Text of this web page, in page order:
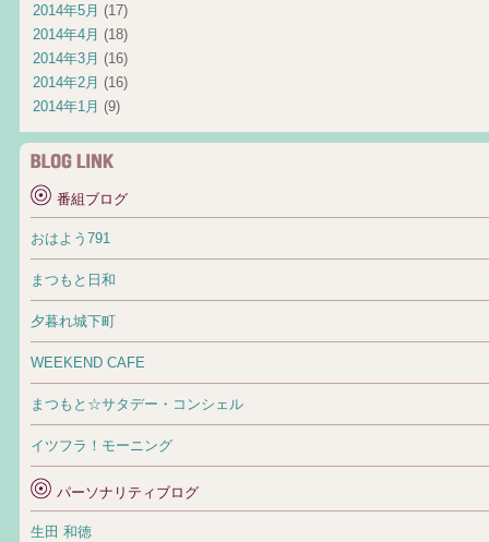
2014年5月 (17)
2014年4月 (18)
2014年3月 (16)
2014年2月 (16)
2014年1月 (9)
番組ブログ
おはよう791
まつもと日和
夕暮れ城下町
WEEKEND CAFE
まつもと☆サタデー・コンシェル
イツフラ！モーニング
パーソナリティブログ
生田 和徳